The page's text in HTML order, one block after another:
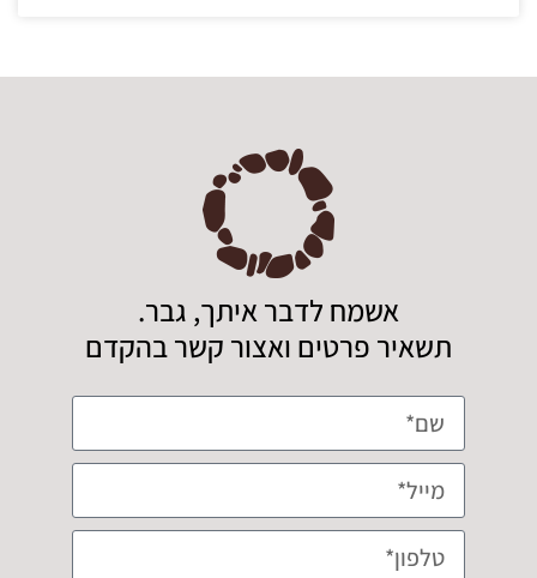
אשמח לדבר איתך, גבר.
תשאיר פרטים ואצור קשר בהקדם